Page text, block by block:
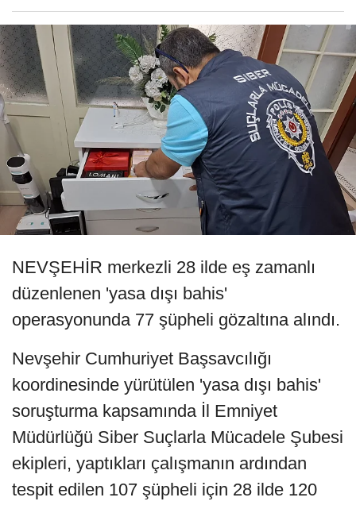
NEVŞEHİR merkezli 28 ilde eş zamanlı
düzenlenen 'yasa dışı bahis'
operasyonunda 77 şüpheli gözaltına alındı.
Nevşehir Cumhuriyet Başsavcılığı
koordinesinde yürütülen 'yasa dışı bahis'
soruşturma kapsamında İl Emniyet
Müdürlüğü Siber Suçlarla Mücadele Şubesi
ekipleri, yaptıkları çalışmanın ardından
tespit edilen 107 şüpheli için 28 ilde 120